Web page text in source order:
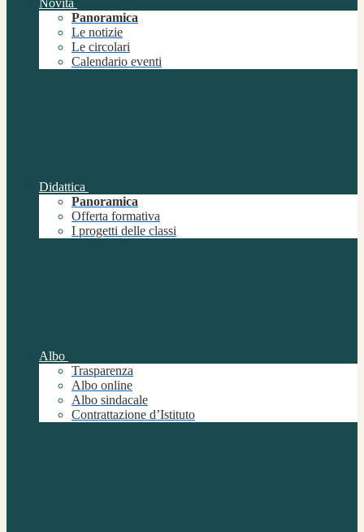
Novità
Panoramica
Le notizie
Le circolari
Calendario eventi
Didattica
Panoramica
Offerta formativa
I progetti delle classi
Albo
Trasparenza
Albo online
Albo sindacale
Contrattazione d’Istituto